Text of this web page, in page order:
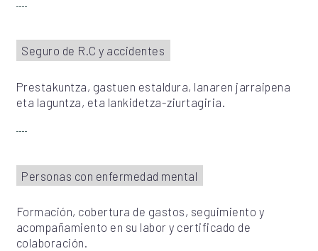
Seguro de R.C y accidentes
Prestakuntza, gastuen estaldura, lanaren jarraipena
eta laguntza, eta lankidetza-ziurtagiria.
Personas con enfermedad mental
Formación, cobertura de gastos, seguimiento y
acompañamiento en su labor y certificado de
colaboración.